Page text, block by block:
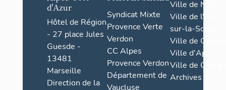
d'Azur
Hôtel de Région
- 27 place Jules
Guesde -
13481
Marseille
Direction de la
Syndicat Mixte
Provence Verte
Verdon
CC Alpes
Provence Verdon
Département de
Vaucluse
Ville de Nice
Ville de l'Isle-
sur-la-Sorgue
Ville de Grasse
Ville d'Apt
Ville de
Archives